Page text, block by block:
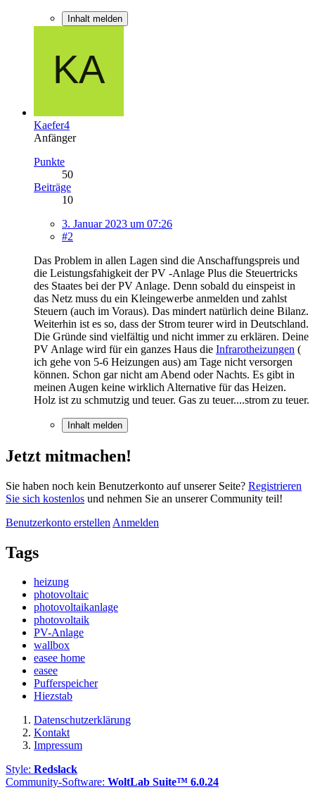
Inhalt melden
Kaefer4
Anfänger
Punkte
50
Beiträge
10
3. Januar 2023 um 07:26
#2
Das Problem in allen Lagen sind die Anschaffungspreis und
die Leistungsfahigkeit der PV -Anlage Plus die Steuertricks
des Staates bei der PV Anlage. Denn sobald du einspeist in
das Netz muss du ein Kleingewerbe anmelden und zahlst
Steuern (auch im Voraus). Das mindert natürlich deine Bilanz.
Weiterhin ist es so, dass der Strom teurer wird in Deutschland.
Die Gründe sind vielfältig und nicht immer zu erklären. Deine
PV Anlage wird für ein ganzes Haus die Infrarotheizungen (
ich gehe von 5-6 Heizungen aus) am Tage nicht versorgen
können. Schon gar nicht am Abend oder Nachts. Es gibt in
meinen Augen keine wirklich Alternative für das Heizen.
Holz ist zu schmutzig und teuer. Gas zu teuer....strom zu teuer.
Inhalt melden
Jetzt mitmachen!
Sie haben noch kein Benutzerkonto auf unserer Seite? Registrieren
Sie sich kostenlos und nehmen Sie an unserer Community teil!
Benutzerkonto erstellen Anmelden
Tags
heizung
photovoltaic
photovoltaikanlage
photovoltaik
PV-Anlage
wallbox
easee home
easee
Pufferspeicher
Hiezstab
Datenschutzerklärung
Kontakt
Impressum
Style: Redslack
Community-Software: WoltLab Suite™ 6.0.24